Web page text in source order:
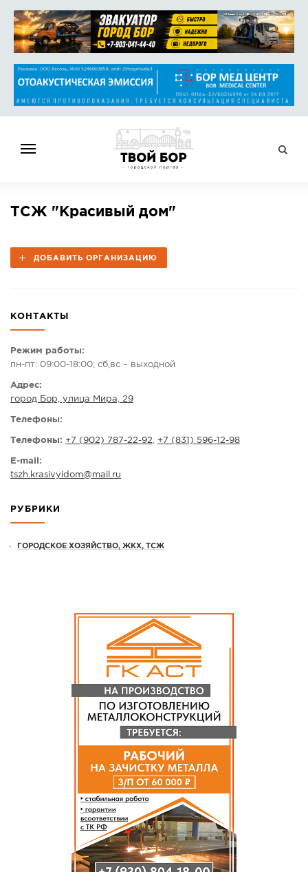
НОВОСТИ
ОБЪЯВЛЕНИЯ
КАМЕРЫ
КОНКУРСЫ
ПРЕДЛОЖИТЬ НОВОСТЬ
ТСЖ "Красивый дом"
ДОБАВИТЬ ОРГАНИЗАЦИЮ
КОНТАКТЫ
Режим работы:
пн-пт: 09:00-18:00; сб,вс – выходной
Адрес:
город Бор, улица Мира, 29
Телефоны:
Телефоны: +7 (902) 787-22-92, +7 (831) 596-12-98
E-mail:
tszh.krasivyidom@mail.ru
РУБРИКИ
ГОРОДСКОЕ ХОЗЯЙСТВО, ЖКХ, ТСЖ